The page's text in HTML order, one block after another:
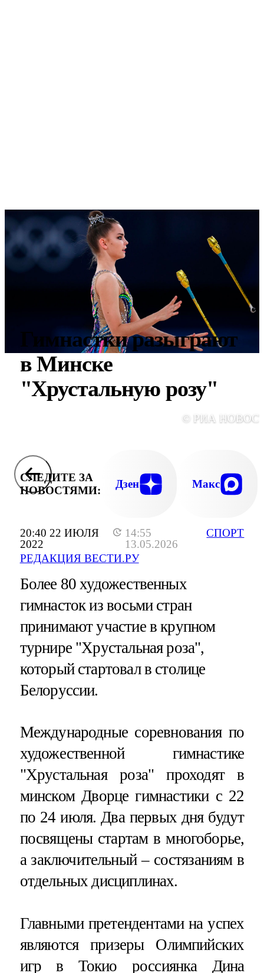
20:40 22 ИЮЛЯ
2022
14:55
13.05.2026
РЕДАКЦИЯ ВЕСТИ.РУ
СПОРТ
Гимнастки разыграют
в Минске
"Хрустальную розу"
© РИА
СЛЕДИТЕ ЗА
НОВОСТЯМИ:
Дзен Макс
Более 80 художественных
гимнасток из восьми стран
принимают участие в крупном
турнире "Хрустальная роза",
который стартовал в столице
Белоруссии.
Международные соревнования по
художественной гимнастике
"Хрустальная роза" проходят в
минском Дворце гимнастики с 22
по 24 июля. Два первых дня будут
посвящены стартам в многоборье,
а заключительный – состязаниям в
отдельных дисциплинах.
Главными претендентами на успех
являются призеры Олимпийских
игр в Токио россиянка Дина